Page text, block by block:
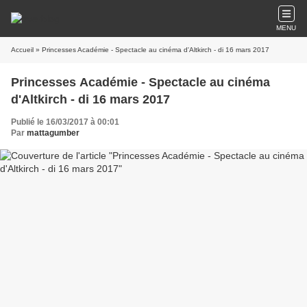
MENU
Accueil » Princesses Académie - Spectacle au cinéma d'Altkirch - di 16 mars 2017
Princesses Académie - Spectacle au cinéma
d'Altkirch - di 16 mars 2017
Publié le 16/03/2017 à 00:01
Par mattagumber